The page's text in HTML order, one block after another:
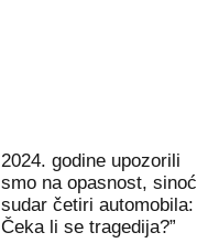
2024. godine upozorili
smo na opasnost, sinoć
sudar četiri automobila:
Čeka li se tragedija?”